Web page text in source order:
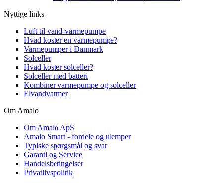
Nyttige links
Luft til vand-varmepumpe
Hvad koster en varmepumpe?
Varmepumper i Danmark
Solceller
Hvad koster solceller?
Solceller med batteri
Kombiner varmepumpe og solceller
Elvandvarmer
Om Amalo
Om Amalo ApS
Amalo Smart - fordele og ulemper
Typiske spørgsmål og svar
Garanti og Service
Handelsbetingelser
Privatlivspolitik